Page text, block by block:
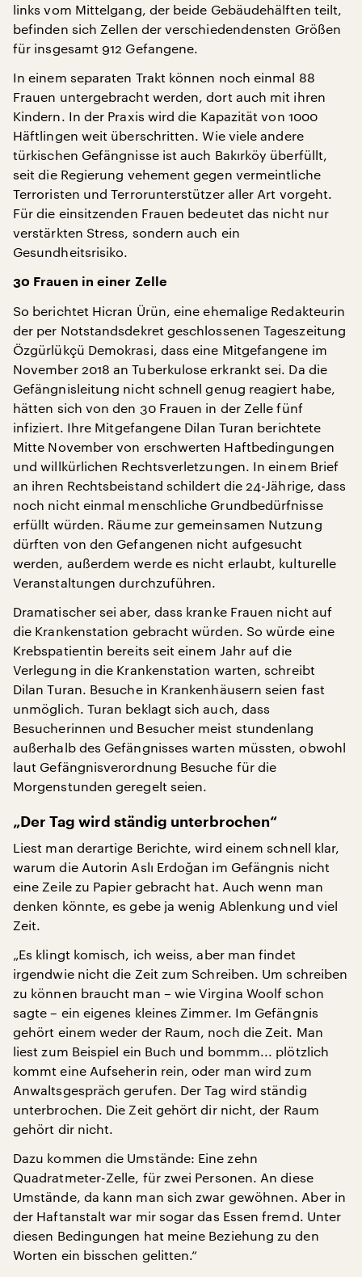
links vom Mittelgang, der beide Gebäudehälften teilt,
befinden sich Zellen der verschiedendensten Größen
für insgesamt 912 Gefangene.
In einem separaten Trakt können noch einmal 88
Frauen untergebracht werden, dort auch mit ihren
Kindern. In der Praxis wird die Kapazität von 1000
Häftlingen weit überschritten. Wie viele andere
türkischen Gefängnisse ist auch Bakırköy überfüllt,
seit die Regierung vehement gegen vermeintliche
Terroristen und Terrorunterstützer aller Art vorgeht.
Für die einsitzenden Frauen bedeutet das nicht nur
verstärkten Stress, sondern auch ein
Gesundheitsrisiko.
30 Frauen in einer Zelle
So berichtet Hicran Ürün, eine ehemalige Redakteurin
der per Notstandsdekret geschlossenen Tageszeitung
Özgürlükçü Demokrasi, dass eine Mitgefangene im
November 2018 an Tuberkulose erkrankt sei. Da die
Gefängnisleitung nicht schnell genug reagiert habe,
hätten sich von den 30 Frauen in der Zelle fünf
infiziert. Ihre Mitgefangene Dilan Turan berichtete
Mitte November von erschwerten Haftbedingungen
und willkürlichen Rechtsverletzungen. In einem Brief
an ihren Rechtsbeistand schildert die 24-Jährige, dass
noch nicht einmal menschliche Grundbedürfnisse
erfüllt würden. Räume zur gemeinsamen Nutzung
dürften von den Gefangenen nicht aufgesucht
werden, außerdem werde es nicht erlaubt, kulturelle
Veranstaltungen durchzuführen.
Dramatischer sei aber, dass kranke Frauen nicht auf
die Krankenstation gebracht würden. So würde eine
Krebspatientin bereits seit einem Jahr auf die
Verlegung in die Krankenstation warten, schreibt
Dilan Turan. Besuche in Krankenhäusern seien fast
unmöglich. Turan beklagt sich auch, dass
Besucherinnen und Besucher meist stundenlang
außerhalb des Gefängnisses warten müssten, obwohl
laut Gefängnisverordnung Besuche für die
Morgenstunden geregelt seien.
„Der Tag wird ständig unterbrochen“
Liest man derartige Berichte, wird einem schnell klar,
warum die Autorin Aslı Erdoğan im Gefängnis nicht
eine Zeile zu Papier gebracht hat. Auch wenn man
denken könnte, es gebe ja wenig Ablenkung und viel
Zeit.
„Es klingt komisch, ich weiss, aber man findet
irgendwie nicht die Zeit zum Schreiben. Um schreiben
zu können braucht man – wie Virgina Woolf schon
sagte – ein eigenes kleines Zimmer. Im Gefängnis
gehört einem weder der Raum, noch die Zeit. Man
liest zum Beispiel ein Buch und bommm... plötzlich
kommt eine Aufseherin rein, oder man wird zum
Anwaltsgespräch gerufen. Der Tag wird ständig
unterbrochen. Die Zeit gehört dir nicht, der Raum
gehört dir nicht.
Dazu kommen die Umstände: Eine zehn
Quadratmeter-Zelle, für zwei Personen. An diese
Umstände, da kann man sich zwar gewöhnen. Aber in
der Haftanstalt war mir sogar das Essen fremd. Unter
diesen Bedingungen hat meine Beziehung zu den
Worten ein bisschen gelitten.“